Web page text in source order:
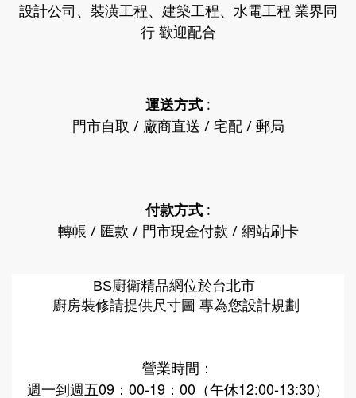
設計公司、裝潢工程、建築工程、水電工程 業界同
行 歡迎配合
運送方式 :
門市自取 / 廠商直送 / 宅配 / 郵局
付款方式 :
轉帳 / 匯款 / 門市現金付款 / 網站刷卡
BS廚衛精品網位於台北市
廚房裝修請提供尺寸圖 專為您設計規劃
營業時間：
週一到週五09：00-19：00（午休12:00-13:30）